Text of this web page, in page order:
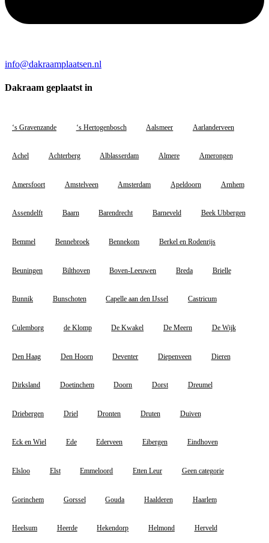
info@dakraamplaatsen.nl
Dakraam geplaatst in
‘s Gravenzande ‘s Hertogenbosch Aalsmeer Aarlanderveen
Achel Achterberg Alblasserdam Almere Amerongen
Amersfoort Amstelveen Amsterdam Apeldoorn Arnhem
Assendelft Baarn Barendrecht Barneveld Beek Ubbergen
Bemmel Bennebroek Bennekom Berkel en Rodenrijs
Beuningen Bilthoven Boven-Leeuwen Breda Brielle
Bunnik Bunschoten Capelle aan den IJssel Castricum
Culemborg de Klomp De Kwakel De Meern De Wijk
Den Haag Den Hoorn Deventer Diepenveen Dieren
Dirksland Doetinchem Doorn Dorst Dreumel
Driebergen Driel Dronten Druten Duiven
Eck en Wiel Ede Ederveen Eibergen Eindhoven
Elsloo Elst Emmeloord Etten Leur Geen categorie
Gorinchem Gorssel Gouda Haalderen Haarlem
Heelsum Heerde Hekendorp Helmond Herveld